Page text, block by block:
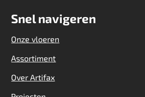
Snel navigeren
Onze vloeren
Assortiment
Over Artifax